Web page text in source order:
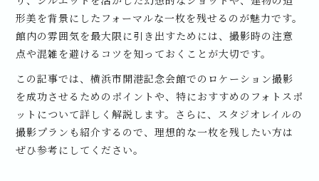
形美を背景にしたフォーマルな一枚を残せるのが魅力です。
館内の雰囲気を最大限に引き出すためには、撮影時の注意
点や混雑を避けるコツを知っておくことが大切です。
この記事では、横浜市開港記念会館でのロケーション撮影
を成功させるためのポイントや、特におすすめのフォトスポ
ットについて詳しく解説します。さらに、スタジオレイルの
撮影プランも紹介するので、理想的な一枚を残したい方は
ぜひ参考にしてください。